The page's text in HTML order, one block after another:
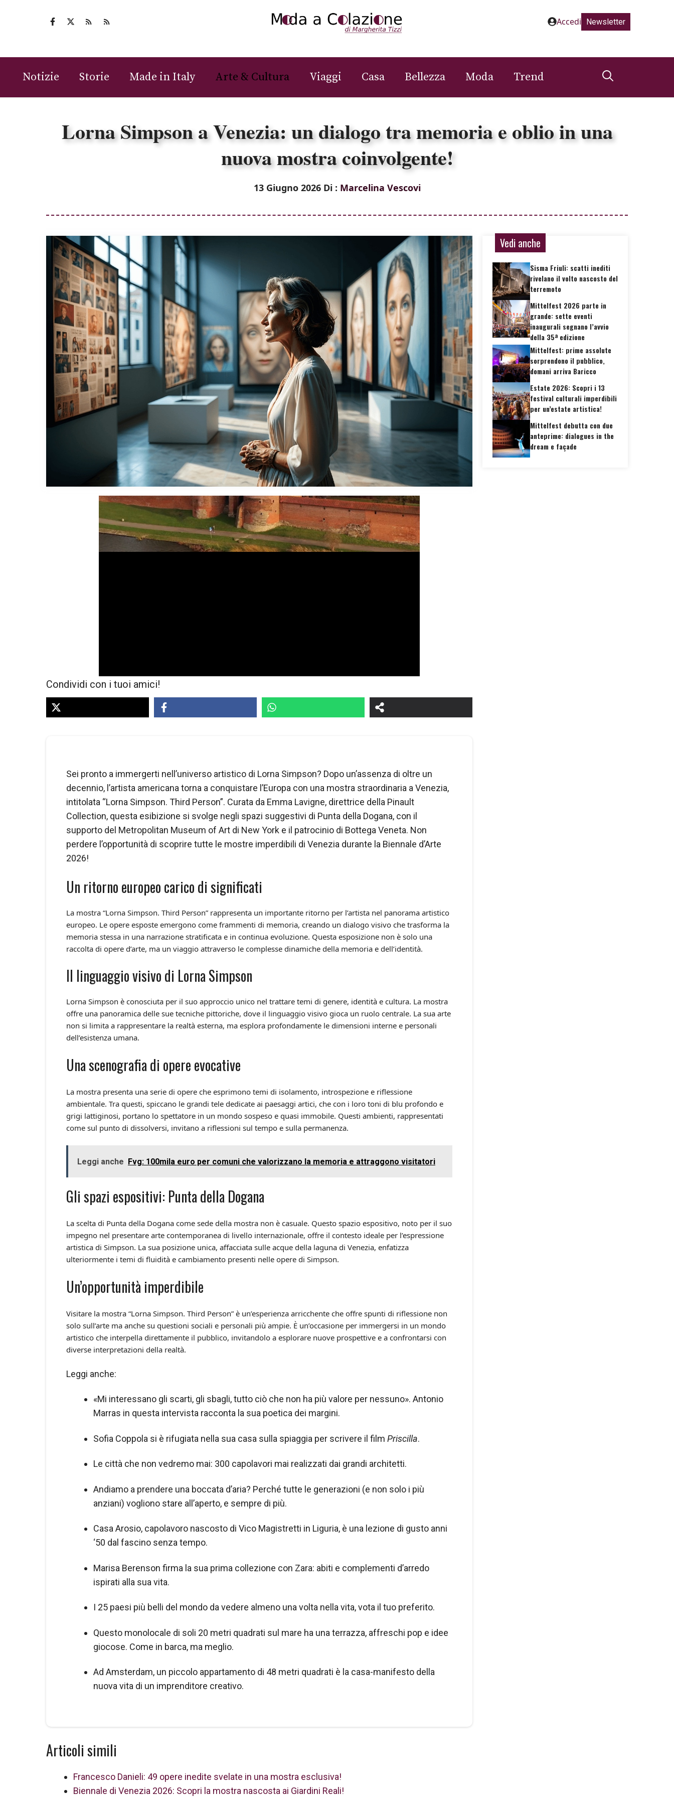
Accedi Newsletter
Notizie Storie Made in Italy Arte & Cultura Viaggi Casa Bellezza Moda Trend
Lorna Simpson a Venezia: un dialogo tra memoria e oblio in una
nuova mostra coinvolgente!
13 Giugno 2026 Di : Marcelina Vescovi
Condividi con i tuoi amici!
Sei pronto a immergerti nell’universo artistico di Lorna Simpson? Dopo un’assenza di oltre un
decennio, l’artista americana torna a conquistare l’Europa con una mostra straordinaria a Venezia,
intitolata “Lorna Simpson. Third Person”. Curata da Emma Lavigne, direttrice della Pinault
Collection, questa esibizione si svolge negli spazi suggestivi di Punta della Dogana, con il
supporto del Metropolitan Museum of Art di New York e il patrocinio di Bottega Veneta. Non
perdere l’opportunità di scoprire tutte le mostre imperdibili di Venezia durante la Biennale d’Arte
2026!
Un ritorno europeo carico di significati
La mostra “Lorna Simpson. Third Person” rappresenta un importante ritorno per l’artista nel panorama artistico
europeo. Le opere esposte emergono come frammenti di memoria, creando un dialogo visivo che trasforma la
memoria stessa in una narrazione stratificata e in continua evoluzione. Questa esposizione non è solo una
raccolta di opere d’arte, ma un viaggio attraverso le complesse dinamiche della memoria e dell’identità.
Il linguaggio visivo di Lorna Simpson
Lorna Simpson è conosciuta per il suo approccio unico nel trattare temi di genere, identità e cultura. La mostra
offre una panoramica delle sue tecniche pittoriche, dove il linguaggio visivo gioca un ruolo centrale. La sua arte
non si limita a rappresentare la realtà esterna, ma esplora profondamente le dimensioni interne e personali
dell’esistenza umana.
Una scenografia di opere evocative
La mostra presenta una serie di opere che esprimono temi di isolamento, introspezione e riflessione
ambientale. Tra questi, spiccano le grandi tele dedicate ai paesaggi artici, che con i loro toni di blu profondo e
grigi lattiginosi, portano lo spettatore in un mondo sospeso e quasi immobile. Questi ambienti, rappresentati
come sul punto di dissolversi, invitano a riflessioni sul tempo e sulla permanenza.
Leggi anche Fvg: 100mila euro per comuni che valorizzano la memoria e attraggono visitatori
Gli spazi espositivi: Punta della Dogana
La scelta di Punta della Dogana come sede della mostra non è casuale. Questo spazio espositivo, noto per il suo
impegno nel presentare arte contemporanea di livello internazionale, offre il contesto ideale per l’espressione
artistica di Simpson. La sua posizione unica, affacciata sulle acque della laguna di Venezia, enfatizza
ulteriormente i temi di fluidità e cambiamento presenti nelle opere di Simpson.
Un’opportunità imperdibile
Visitare la mostra “Lorna Simpson. Third Person” è un’esperienza arricchente che offre spunti di riflessione non
solo sull’arte ma anche su questioni sociali e personali più ampie. È un’occasione per immergersi in un mondo
artistico che interpella direttamente il pubblico, invitandolo a esplorare nuove prospettive e a confrontarsi con
diverse interpretazioni della realtà.
Leggi anche:
«Mi interessano gli scarti, gli sbagli, tutto ciò che non ha più valore per nessuno». Antonio
Marras in questa intervista racconta la sua poetica dei margini.
Sofia Coppola si è rifugiata nella sua casa sulla spiaggia per scrivere il film Priscilla.
Le città che non vedremo mai: 300 capolavori mai realizzati dai grandi architetti.
Andiamo a prendere una boccata d’aria? Perché tutte le generazioni (e non solo i più
anziani) vogliono stare all’aperto, e sempre di più.
Casa Arosio, capolavoro nascosto di Vico Magistretti in Liguria, è una lezione di gusto anni
‘50 dal fascino senza tempo.
Marisa Berenson firma la sua prima collezione con Zara: abiti e complementi d’arredo
ispirati alla sua vita.
I 25 paesi più belli del mondo da vedere almeno una volta nella vita, vota il tuo preferito.
Questo monolocale di soli 20 metri quadrati sul mare ha una terrazza, affreschi pop e idee
giocose. Come in barca, ma meglio.
Ad Amsterdam, un piccolo appartamento di 48 metri quadrati è la casa-manifesto della
nuova vita di un imprenditore creativo.
Articoli simili
Francesco Danieli: 49 opere inedite svelate in una mostra esclusiva!
Biennale di Venezia 2026: Scopri la mostra nascosta ai Giardini Reali!
Vedi anche
Sisma Friuli: scatti inediti
rivelano il volto nascosto del
terremoto
Mittelfest 2026 parte in
grande: sette eventi
inaugurali segnano l’avvio
della 35ª edizione
Mittelfest: prime assolute
sorprendono il pubblico,
domani arriva Baricco
Estate 2026: Scopri i 13
festival culturali imperdibili
per un’estate artistica!
Mittelfest debutta con due
anteprime: dialogues in the
dream e façade